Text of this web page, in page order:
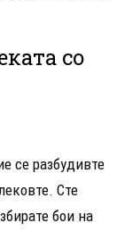
со
се разбудивте
Сте
бои на